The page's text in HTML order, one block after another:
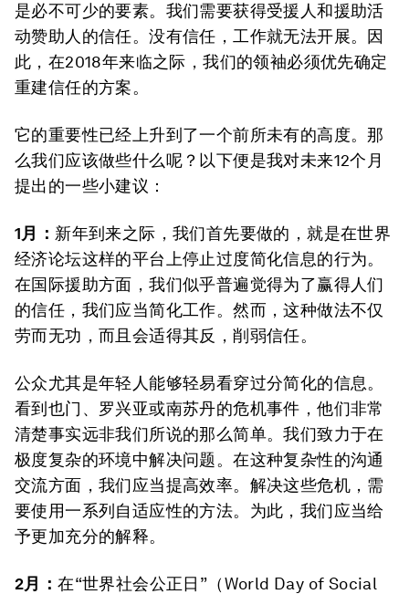
是必不可少的要素。我们需要获得受援人和援助活
动赞助人的信任。没有信任，工作就无法开展。因
此，在2018年来临之际，我们的领袖必须优先确定
重建信任的方案。
它的重要性已经上升到了一个前所未有的高度。那
么我们应该做些什么呢？以下便是我对未来12个月
提出的一些小建议：
1月： 新年到来之际，我们首先要做的，就是在世界
经济论坛这样的平台上停止过度简化信息的行为。
在国际援助方面，我们似乎普遍觉得为了赢得人们
的信任，我们应当简化工作。然而，这种做法不仅
劳而无功，而且会适得其反，削弱信任。
公众尤其是年轻人能够轻易看穿过分简化的信息。
看到也门、罗兴亚或南苏丹的危机事件，他们非常
清楚事实远非我们所说的那么简单。我们致力于在
极度复杂的环境中解决问题。在这种复杂性的沟通
交流方面，我们应当提高效率。解决这些危机，需
要使用一系列自适应性的方法。为此，我们应当给
予更加充分的解释。
2月：在“世界社会公正日”（World Day of Social